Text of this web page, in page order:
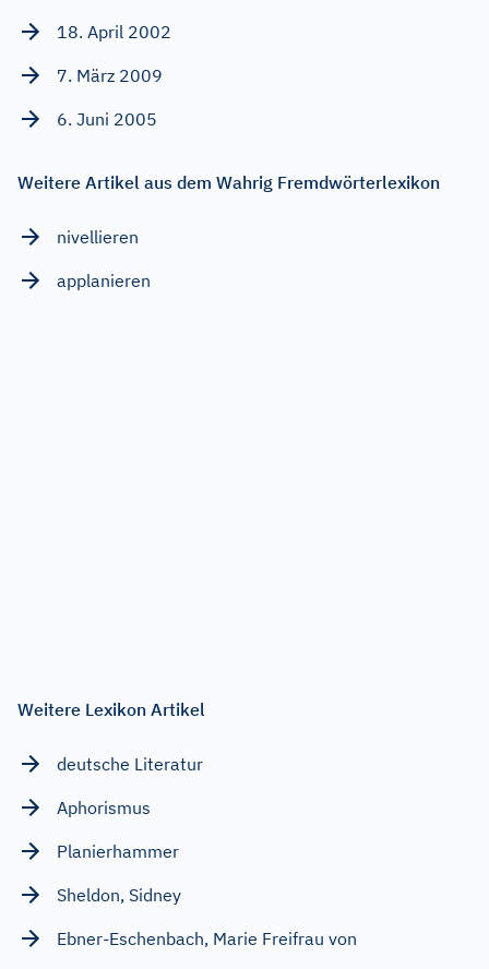
18. April 2002
7. März 2009
6. Juni 2005
Weitere Artikel aus dem Wahrig Fremdwörterlexikon
nivellieren
applanieren
Weitere Lexikon Artikel
deutsche Literatur
Aphorismus
Planierhammer
Sheldon, Sidney
Ebner-Eschenbach, Marie Freifrau von